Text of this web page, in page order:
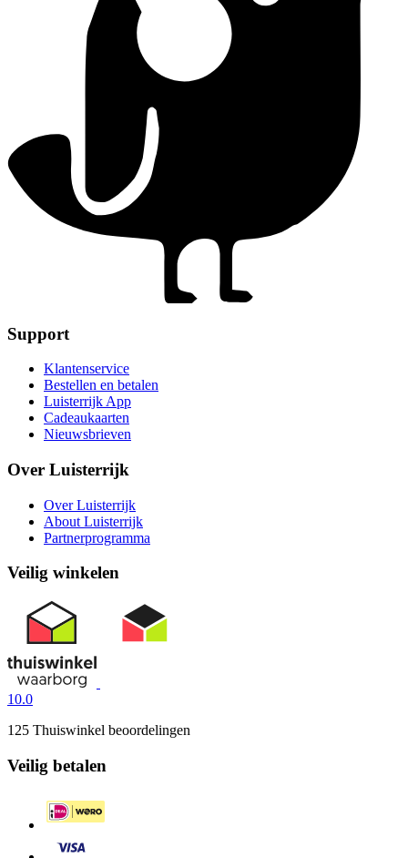
Support
Klantenservice
Bestellen en betalen
Luisterrijk App
Cadeaukaarten
Nieuwsbrieven
Over Luisterrijk
Over Luisterrijk
About Luisterrijk
Partnerprogramma
Veilig winkelen
10.0
125 Thuiswinkel beoordelingen
Veilig betalen